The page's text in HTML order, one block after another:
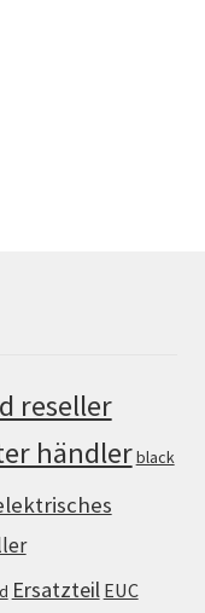
reseller
händlerblack
Ersatzteil EUC